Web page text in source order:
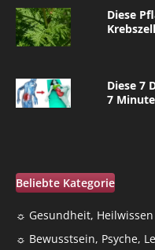
Diese
Diese 7
7
Beliebte Kategorie
☼ Gesundheit, Heilwissen
☼ Bewusstsein, Psyche,